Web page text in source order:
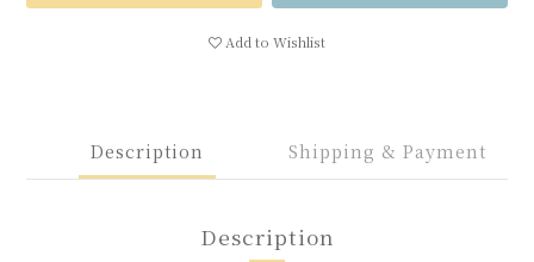
Add to Wishlist
Description Shipping & Payment
Description